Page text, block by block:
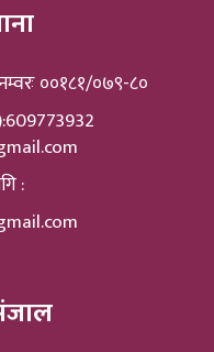
नम्वरः ००१८१/०७९-८०
: